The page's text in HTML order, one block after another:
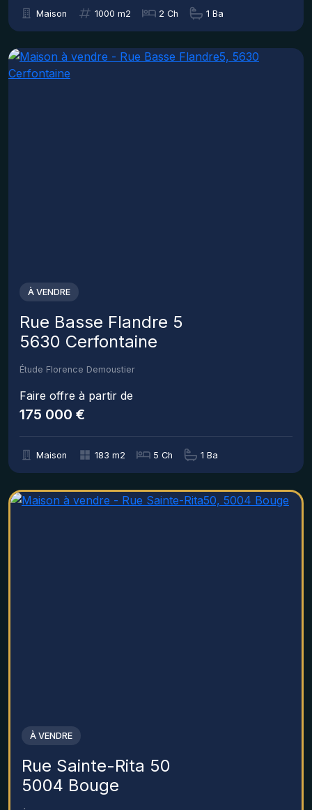
Maison 1000 m2 2 Ch 1 Ba
À VENDRE
Rue Basse Flandre 5
5630 Cerfontaine
Étude Florence Demoustier
Faire offre à partir de
175 000 €
Maison 183 m2 5 Ch 1 Ba
À VENDRE
Rue Sainte-Rita 50
5004 Bouge